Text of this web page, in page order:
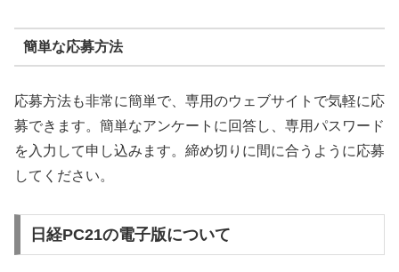
簡単な応募方法
応募方法も非常に簡単で、専用のウェブサイトで気軽に応
募できます。簡単なアンケートに回答し、専用パスワード
を入力して申し込みます。締め切りに間に合うように応募
してください。
日経PC21の電子版について